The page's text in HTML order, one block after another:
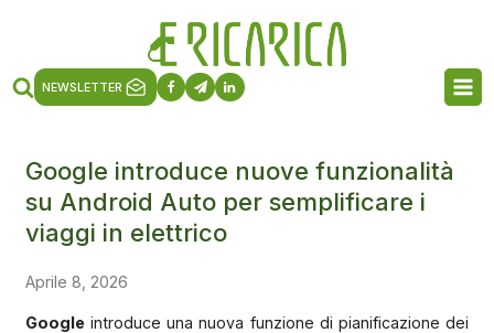
NEWSLETTER
Google introduce nuove funzionalità
su Android Auto per semplificare i
viaggi in elettrico
Aprile 8, 2026
Google introduce una nuova funzione di pianificazione dei